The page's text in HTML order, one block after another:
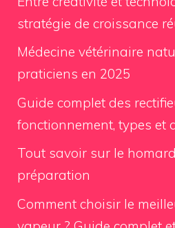
stratégie de croissance
Médecine vétérinaire
praticiens en 2025
Guide complet des
fonctionnement, types et
Tout savoir sur le
préparation
Comment choisir le